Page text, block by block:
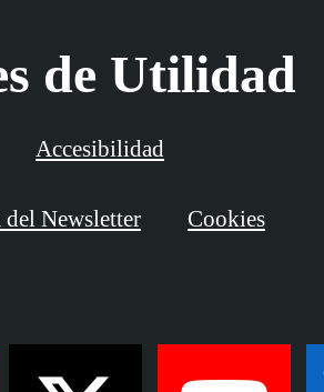
de Utilidad
Accesibilidad
del Newsletter Cookies